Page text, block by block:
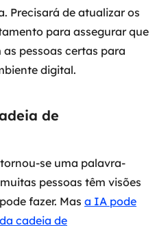
Precisará de atualizar os
para assegurar que
pessoas certas para
digital.
de
se uma palavra-
pessoas têm visões
fazer. Mas a IA pode
cadeia de